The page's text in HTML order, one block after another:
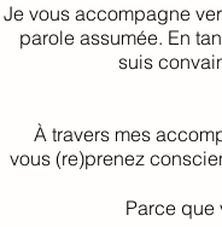
Je vous accompagne
parole assumée. En
suis
À travers mes
vous (re)prenez
Parce que